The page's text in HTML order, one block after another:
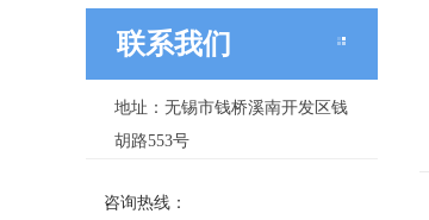
联系我们
地址：无锡市钱桥溪南开发区钱
胡路553号
咨询热线：